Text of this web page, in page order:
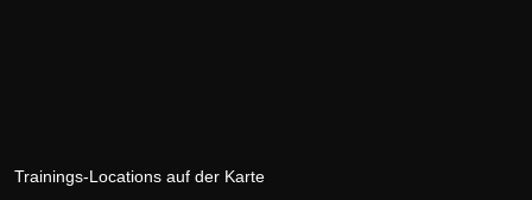
Trainings-Locations auf der Karte